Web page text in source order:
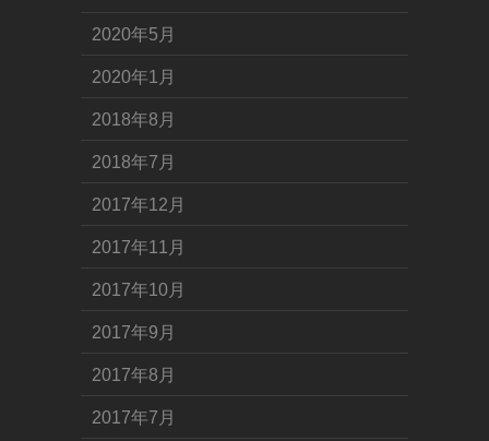
2020年5月
2020年1月
2018年8月
2018年7月
2017年12月
2017年11月
2017年10月
2017年9月
2017年8月
2017年7月